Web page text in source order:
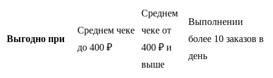
Выгодно при
Среднем чеке
до 400 ₽
Среднем
чеке от
400 ₽ и
выше
Выполнении
более 10 заказов в
день